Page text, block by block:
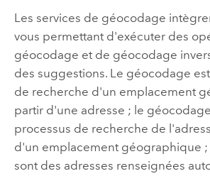
Les services de géocodage
vous permettant d'exécuter des
géocodage et de géocodage
des suggestions. Le géocodage
de recherche d'un emplacement
partir d'une adresse ; le
processus de recherche de
d'un emplacement géographique ;
sont des adresses renseignées